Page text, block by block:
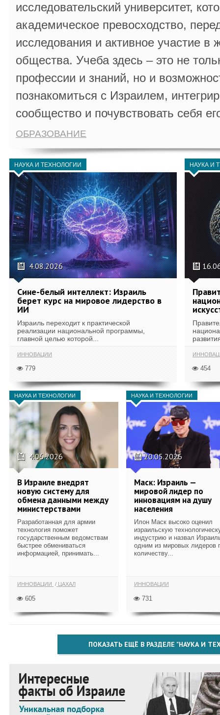
исследовательский университет,
академическое превосходство,
исследования и активное участие в
общества. Учеба здесь – это не
профессии и знаний, но и
познакомиться с Израилем,
сообщество и почувствовать себя
ОБРАЗОВАНИЕ
НАУКА И ТЕХНОЛОГИИ
4.08.2026
Сине-белый интеллект: Израиль
берет курс на мировое лидерство в
ИИ
Израиль переходит к практической
реализации национальной программы,
главной целью которой...
ИННОВАЦИИ
779
НАУКА И
454
НАУКА И ТЕХНОЛОГИИ
4.06.2026
В Израиле внедрят
новую систему для
обмена данными между
министерствами
Разработанная для армии
технология поможет
государственным ведомствам
быстрее обмениваться
информацией, принимать...
ИННОВАЦИИ ЦАХАЛ
605
НАУКА И ТЕХНОЛОГИИ
20.05.2026
Маск: Израиль —
мировой лидер по
инновациям на душу
населения
Илон Маск высоко оценил
израильскую
индустрию и назвал
одним из мировых лидеров
количеству...
ИННОВАЦИИ
731
ПОКАЗАТЬ ЕЩЁ В РАЗДЕЛЕ "НАУКА И